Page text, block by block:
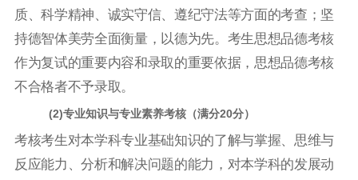
质、科学精神、诚实守信、遵纪守法等方面的考查；坚
持德智体美劳全面衡量，以德为先。考生思想品德考核
作为复试的重要内容和录取的重要依据，思想品德考核
不合格者不予录取。
(2)专业知识与专业素养考核（满分20分）
考核考生对本学科专业基础知识的了解与掌握、思维与
反应能力、分析和解决问题的能力，对本学科的发展动